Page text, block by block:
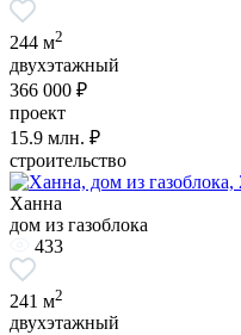
244 м2
двухэтажный
366 000 ₽
проект
15.9 млн. ₽
строительство
Ханна
дом из газоблока
433
241 м2
двухэтажный